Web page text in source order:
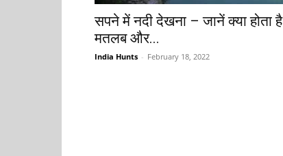
सपने में नदी देखना – जानें क्या होता है
मतलब और...
India Hunts - February 18, 2022